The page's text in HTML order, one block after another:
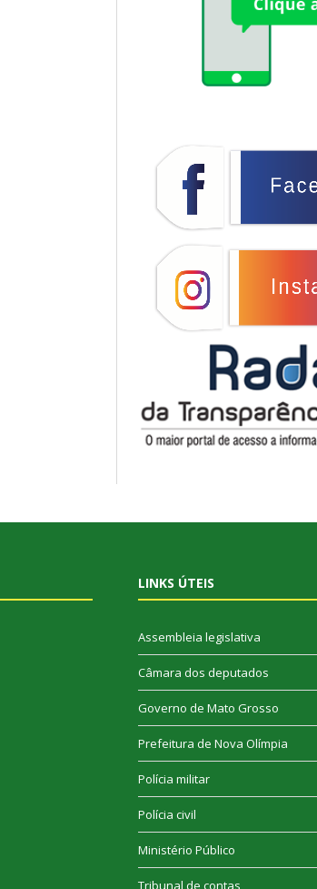
LINKS ÚTEIS
Assembleia legislativa
Câmara dos deputados
Governo de Mato Grosso
Prefeitura de Nova Olímpia
Polícia militar
Polícia civil
Ministério Público
Tribunal de contas